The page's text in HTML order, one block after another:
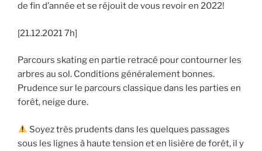
de fin d’année et se réjouit de vous revoir en 2022!
[21.12.2021 7h]
Parcours skating en partie retracé pour contourner les
arbres au sol. Conditions généralement bonnes.
Prudence sur le parcours classique dans les parties en
forêt, neige dure.
Soyez très prudents dans les quelques passages
sous les lignes à haute tension et en lisière de forêt, il y